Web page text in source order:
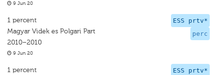
9 Jun 20
ESS prtv*
perc
1 percent
Magyar Videk es Polgari Part
2010–2010
9 Jun 20
ESS prtv*
1 percent